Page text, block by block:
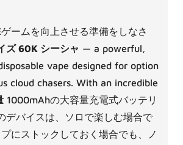
ームを向上させる準備をしなさ
ズ 60K シーシャ — a powerful,
vape designed for option
cloud chasers. With an incredible
1000mAhの大容量充電式バッテリ
デバイスは、ソロで楽しむ場合で
にストックしておく場合でも、ノ